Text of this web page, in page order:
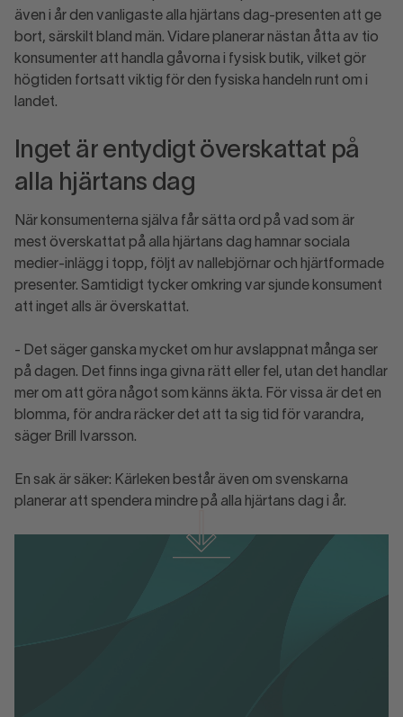
även i år den vanligaste alla hjärtans dag-presenten att ge
bort, särskilt bland män. Vidare planerar nästan åtta av tio
konsumenter att handla gåvorna i fysisk butik, vilket gör
högtiden fortsatt viktig för den fysiska handeln runt om i
landet.
Inget är entydigt överskattat på
alla hjärtans dag
När konsumenterna själva får sätta ord på vad som är
mest överskattat på alla hjärtans dag hamnar sociala
medier-inlägg i topp, följt av nallebjörnar och hjärtformade
presenter. Samtidigt tycker omkring var sjunde konsument
att inget alls är överskattat.
- Det säger ganska mycket om hur avslappnat många ser
på dagen. Det finns inga givna rätt eller fel, utan det handlar
mer om att göra något som känns äkta. För vissa är det en
blomma, för andra räcker det att ta sig tid för varandra,
säger Brill Ivarsson.
En sak är säker: Kärleken består även om svenskarna
planerar att spendera mindre på alla hjärtans dag i år.